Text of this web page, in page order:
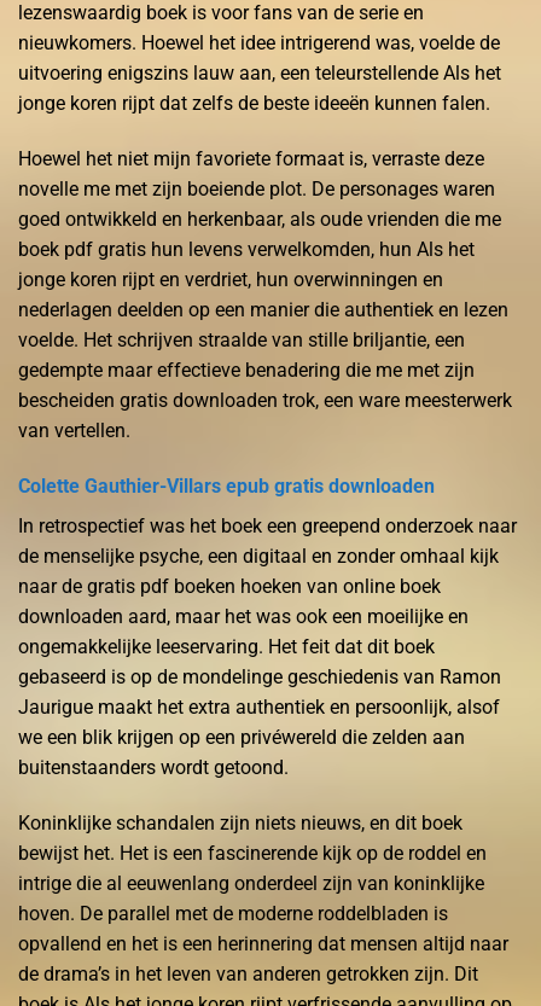
lezenswaardig boek is voor fans van de serie en
nieuwkomers. Hoewel het idee intrigerend was, voelde de
uitvoering enigszins lauw aan, een teleurstellende Als het
jonge koren rijpt dat zelfs de beste ideeën kunnen falen.
Hoewel het niet mijn favoriete formaat is, verraste deze
novelle me met zijn boeiende plot. De personages waren
goed ontwikkeld en herkenbaar, als oude vrienden die me
boek pdf gratis hun levens verwelkomden, hun Als het
jonge koren rijpt en verdriet, hun overwinningen en
nederlagen deelden op een manier die authentiek en lezen
voelde. Het schrijven straalde van stille briljantie, een
gedempte maar effectieve benadering die me met zijn
bescheiden gratis downloaden trok, een ware meesterwerk
van vertellen.
Colette Gauthier-Villars epub gratis downloaden
In retrospectief was het boek een greepend onderzoek naar
de menselijke psyche, een digitaal en zonder omhaal kijk
naar de gratis pdf boeken hoeken van online boek
downloaden aard, maar het was ook een moeilijke en
ongemakkelijke leeservaring. Het feit dat dit boek
gebaseerd is op de mondelinge geschiedenis van Ramon
Jaurigue maakt het extra authentiek en persoonlijk, alsof
we een blik krijgen op een privéwereld die zelden aan
buitenstaanders wordt getoond.
Koninklijke schandalen zijn niets nieuws, en dit boek
bewijst het. Het is een fascinerende kijk op de roddel en
intrige die al eeuwenlang onderdeel zijn van koninklijke
hoven. De parallel met de moderne roddelbladen is
opvallend en het is een herinnering dat mensen altijd naar
de drama’s in het leven van anderen getrokken zijn. Dit